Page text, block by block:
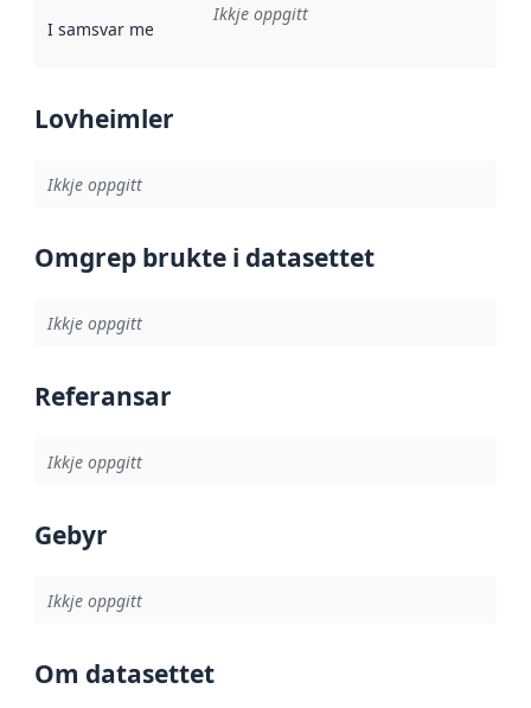
I samsvar med Referanse til ei implementeringsregel eller
Ikkje oppgitt
Lovheimler
Ikkje oppgitt
Omgrep brukte i datasettet
Ikkje oppgitt
Referansar
Ikkje oppgitt
Gebyr
Ikkje oppgitt
Om datasettet